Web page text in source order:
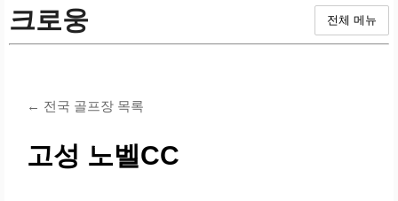
크로웅 전체 메뉴
← 전국 골프장 목록
고성 노벨CC